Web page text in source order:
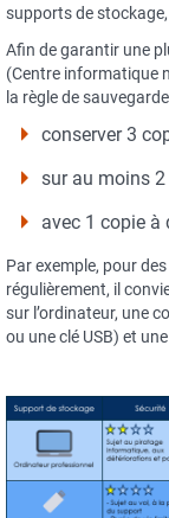
supports de
Afin de garantir une
(Centre informatique
la règle de
conserver 3
sur au moins
avec 1 copie à
Par exemple, pour
régulièrement, il
sur l’ordinateur, une
ou une clé USB) et